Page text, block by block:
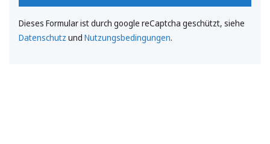
Dieses Formular ist durch google reCaptcha geschützt, siehe
Datenschutz und Nutzungsbedingungen.